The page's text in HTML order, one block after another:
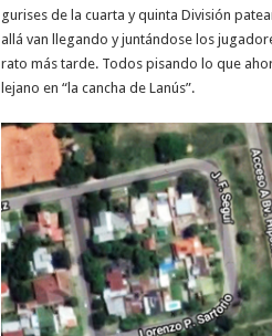
gurises de la cuarta y quinta División
allá van llegando y juntándose los
rato más tarde. Todos pisando lo que
lejano en “la cancha de Lanús”.